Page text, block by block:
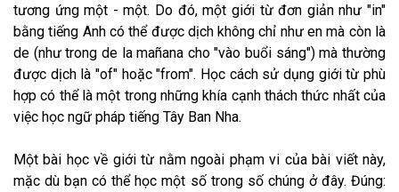
tương ứng một - một. Do đó, một giới từ đơn giản như "in"
bằng tiếng Anh có thể được dịch không chỉ như en mà còn là
de (như trong de la mañana cho "vào buổi sáng") mà thường
được dịch là "of" hoặc "from". Học cách sử dụng giới từ phù
hợp có thể là một trong những khía cạnh thách thức nhất của
việc học ngữ pháp tiếng Tây Ban Nha.
Một bài học về giới từ nằm ngoài phạm vi của bài viết này,
mặc dù bạn có thể học một số trong số chúng ở đây. Đúng: